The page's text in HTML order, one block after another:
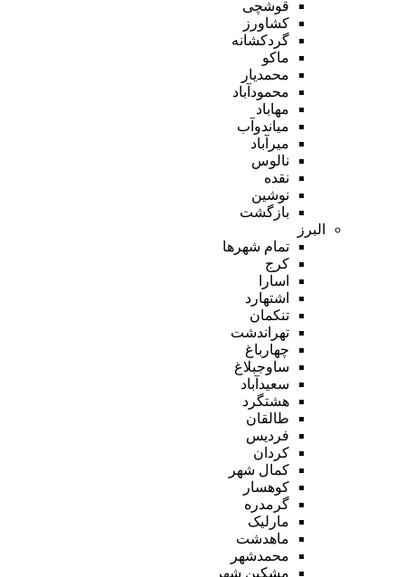
قوشچی
کشاورز
گردکشانه
ماکو
محمدیار
محمودآباد
مهاباد
میاندوآب
میرآباد
نالوس
نقده
نوشین
بازگشت
البرز
تمام شهر‌ها
کرج
اسارا
اشتهارد
تنکمان
تهراندشت
چهارباغ
ساوجبلاغ
سعیدآباد
هشتگرد
طالقان
فردیس
کردان
کمال شهر
کوهسار
گرمدره
مارلیک
ماهدشت
محمدشهر
مشکین شهر